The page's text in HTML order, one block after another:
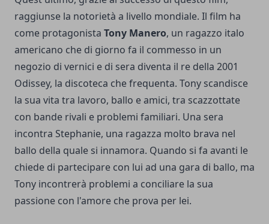
raggiunse la notorietà a livello mondiale. Il film ha
come protagonista Tony Manero, un ragazzo italo
americano che di giorno fa il commesso in un
negozio di vernici e di sera diventa il re della 2001
Odissey, la discoteca che frequenta. Tony scandisce
la sua vita tra lavoro, ballo e amici, tra scazzottate
con bande rivali e problemi familiari. Una sera
incontra Stephanie, una ragazza molto brava nel
ballo della quale si innamora. Quando si fa avanti le
chiede di partecipare con lui ad una gara di ballo, ma
Tony incontrerà problemi a conciliare la sua
passione con l'amore che prova per lei.